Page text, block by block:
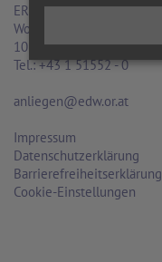
ERZDIÖZESE WIEN
Wollzeile 2
1010 Wien
Tel.: +43 1 51552 - 0
anliegen@edw.or.at
Impressum
Datenschutzerklärung
Barrierefreiheitserklärung
Cookie-Einstellungen